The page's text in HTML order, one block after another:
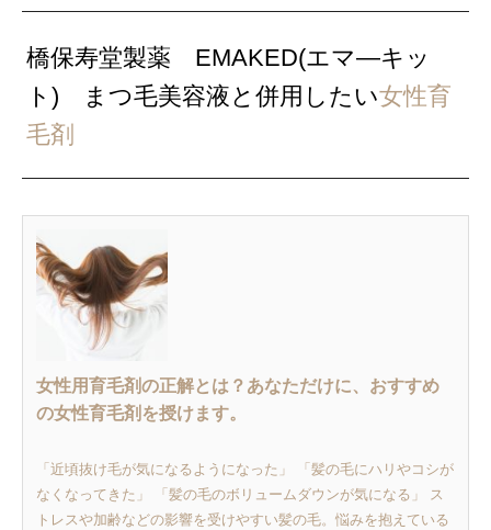
橋保寿堂製薬 EMAKED(エマ―キッ
ト) まつ毛美容液と併用したい女性育
毛剤
女性用育毛剤の正解とは？あなただけに、おすすめ
の女性育毛剤を授けます。
「近頃抜け毛が気になるようになった」 「髪の毛にハリやコシが
なくなってきた」 「髪の毛のボリュームダウンが気になる」 ス
トレスや加齢などの影響を受けやすい髪の毛。悩みを抱えている